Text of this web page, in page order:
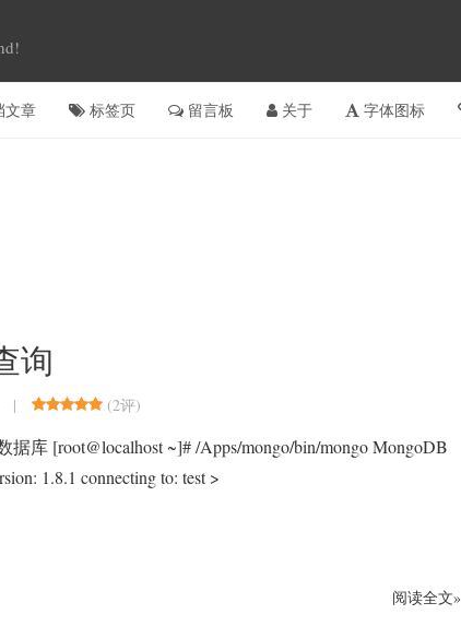
文章 标签页 留言板 关于 字体图标
询
| (2评)
据库 [root@localhost ~]# /Apps/mongo/bin/mongo MongoDB
1.8.1 connecting to: test >
阅读全文»